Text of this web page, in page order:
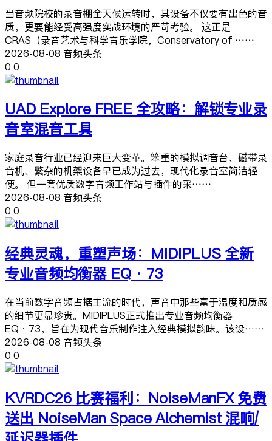
当音频院校的录音棚全天候运转时，其设备不仅要有出色的音
质，更要能经受高强度实战环境的严苛考验。 这正是
CRAS（录音艺术与科学音乐学院，Conservatory of ……
2026-08-08 音频头条
0 0
UAD Explore FREE 全攻略：解锁专业录
音室混音工具
家庭录音行业已经迎来巨大变革。笨重的模拟调音台、磁带录
音机、繁杂的机架设备早已成为过去，现代化录音室简洁轻
便。 但一套优质数字音频工作站与插件的采……
2026-08-08 音频头条
0 0
经典灵魂，重塑声场：MIDIPLUS 全新
专业音频均衡器 EQ·73
在当前数字音频占据主流的时代，声音中那些富于温度和质感
的细节更显珍贵。MIDIPLUS正式推出专业音频均衡器
EQ·73，旨在为现代音乐制作注入经典模拟韵味。该设……
2026-08-08 音频头条
0 0
KVRDC26 比赛福利：NoiseManFX 免费
送出 NoiseMan Space Alchemist 混响/